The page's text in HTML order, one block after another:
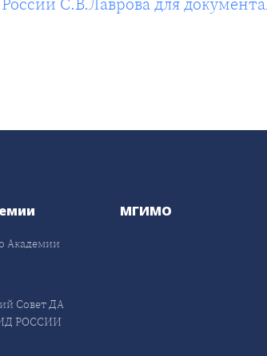
Академии
Совет ДА
РОССИИ
МГИМО